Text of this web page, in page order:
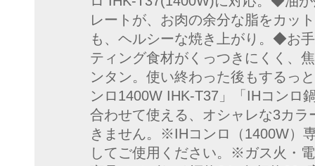
レートが、お肉の余分な脂をカッ
も、ヘルシーな焼き上がり。◆お
ティング食材がくっつきにくく、
ンタン。使い終わった後もするっ
ンロ1400W IHK-T37」「IHコンロ
合わせて使える、オシャレな3カ
きません。※IHコンロ（1400W）
してご使用ください。※ガス火・